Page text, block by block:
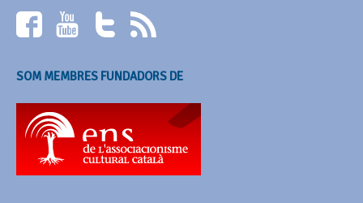
SOM MEMBRES FUNDADORS DE